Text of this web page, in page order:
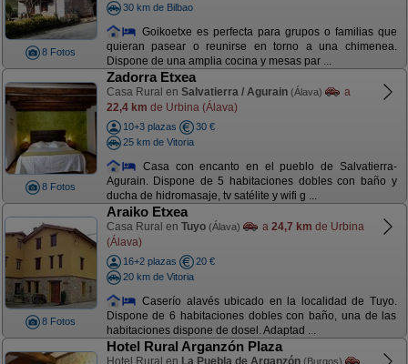
8 Fotos
30 km de Bilbao
Goikoetxe es perfecta para grupos o familias que
quieran pasear o reunirse en torno a una chimenea.
Dispone de una amplia cocina y mesas par ...
8 Fotos
Zadorra Etxea
Casa Rural en Salvatierra / Agurain (Álava)
a
22,4 km de Urbina (Álava)
10+3 plazas
30 €
25 km de Vitoria
Casa con encanto en el pueblo de Salvatierra-
Agurain. Dispone de 5 habitaciones dobles con baño y
ducha de hidromasaje, tv satélite y wifi g ...
8 Fotos
Araiko Etxea
Casa Rural en Tuyo (Álava) a 24,7 km de Urbina
(Álava)
16+2 plazas
20 €
20 km de Vitoria
Caserío alavés ubicado en la localidad de Tuyo.
Dispone de 6 habitaciones dobles con baño, una de las
habitaciones dispone de dosel. Adaptad ...
Hotel Rural Arganzón Plaza
Hotel Rural en La Puebla de Arganzón (Burgos)